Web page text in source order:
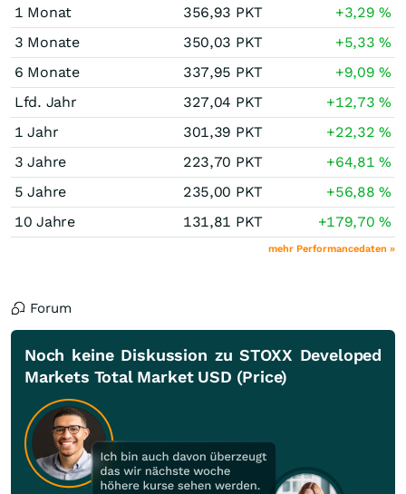
1 Monat
356,93 PKT +3,29%
3 Monate
350,03 PKT +5,33%
6 Monate
337,95 PKT +9,09%
Lfd. Jahr
327,04 PKT +12,73%
1 Jahr
301,39 PKT +22,32%
3 Jahre
223,70 PKT +64,81%
5 Jahre
235,00 PKT +56,88%
10 Jahre
131,81 PKT +179,70%
mehr Performancedaten »
Forum
Noch keine Diskussion zu STOXX Developed
Markets Total Market USD (Price)